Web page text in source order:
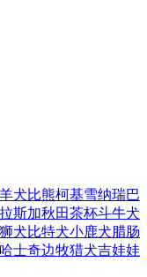
犬比熊柯基雪纳瑞巴
斯加秋田茶杯斗牛犬
犬比特犬小鹿犬腊肠
哈士奇边牧猎犬吉娃娃